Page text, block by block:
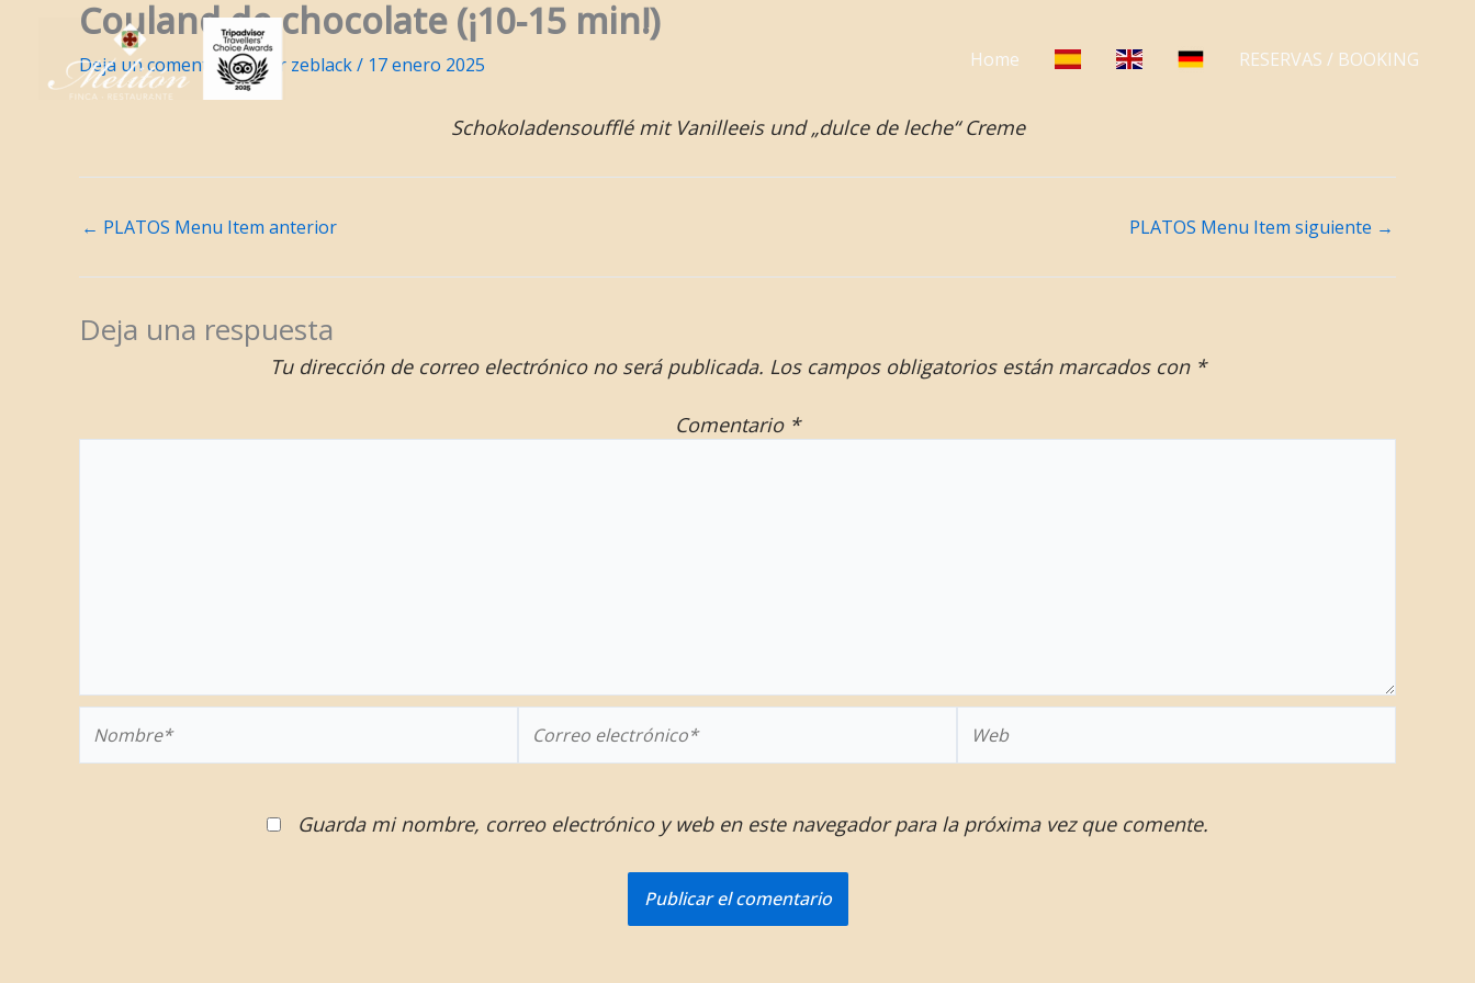
contenido
Home RESERVAS / BOOKING
Couland de chocolate (¡10-15 min!)
Deja un comentario/ Por zeblack/ 17 enero 2025
Schokoladensoufflé mit Vanilleeis und „dulce de leche“ Creme
← PLATOS Menu Item anterior PLATOS Menu Item siguiente →
Deja una respuesta
Tu dirección de correo electrónico no será publicada. Los campos obligatorios están marcados con *
Comentario *
electrónico*
Guarda mi nombre, correo electrónico y web en este navegador para la próxima vez que comente.